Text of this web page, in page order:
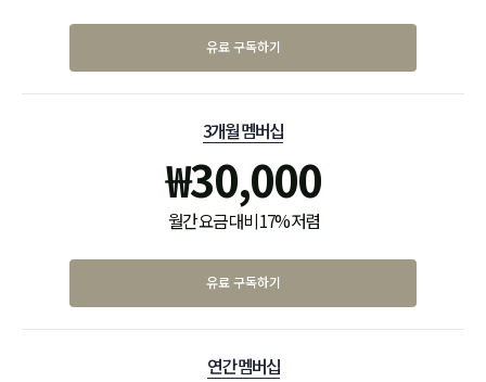
유료 구독하기
3개월 멤버십
₩30,000
월간 요금 대비 17% 저렴
유료 구독하기
연간 멤버십